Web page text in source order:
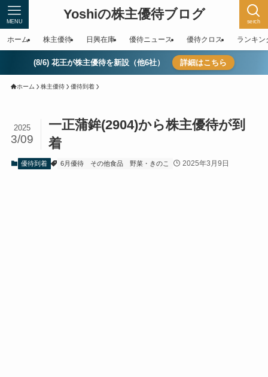
Yoshiの株主優待ブログ serch
MENU
ホーム 株主優待 日興在庫 優待ニュース 優待クロス ランキン
(8/6) 花王が株主優待を新設（他6社） 詳細はこちら
ホーム 株主優待 優待到着
一正蒲鉾(2904)から株主優待が到
着
2025
3/09
優待到着 6月優待 その他食品 野菜・きのこ 2025年3月9日